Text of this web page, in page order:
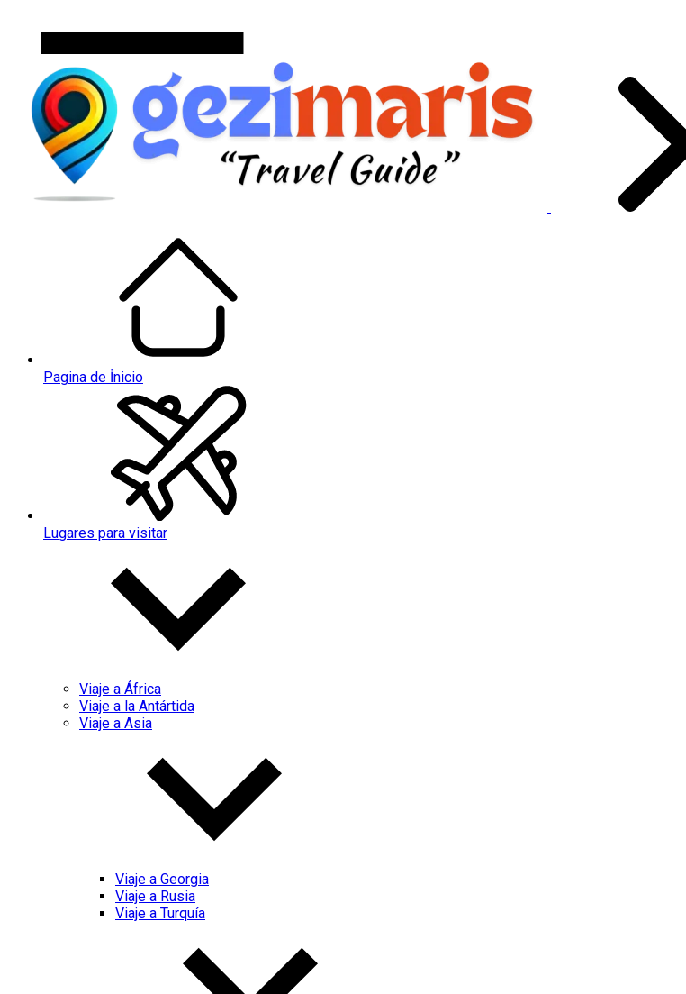
Pagina de İnicio
Lugares para visitar
Viaje a África
Viaje a la Antártida
Viaje a Asia
Viaje a Georgia
Viaje a Rusia
Viaje a Turquía